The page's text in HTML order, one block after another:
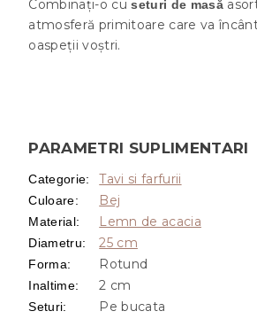
Combinați-o cuseturi de masă
atmosferă primitoare care va
oaspeții voștri.
PARAMETRI SUPLIMENTARI
Categorie: Tavi si farfurii
Culoare: Bej
Material: Lemn de acacia
Diametru: 25 cm
Forma: Rotund
Inaltime: 2 cm
Seturi:
Pe bucata